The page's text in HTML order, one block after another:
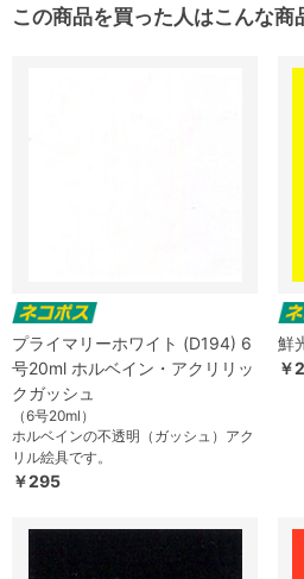
この商品を買った人はこんな商
プライマリーホワイト (D194) 6
号20ml ホルベイン・アクリリッ
クガッシュ
（6号20ml）
ホルベインの不透明（ガッシュ）アク
リル絵具です。
￥295
鮮
￥